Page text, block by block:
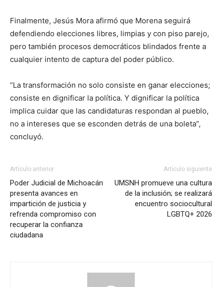
Finalmente, Jesús Mora afirmó que Morena seguirá
defendiendo elecciones libres, limpias y con piso parejo,
pero también procesos democráticos blindados frente a
cualquier intento de captura del poder público.
“La transformación no solo consiste en ganar elecciones;
consiste en dignificar la política. Y dignificar la política
implica cuidar que las candidaturas respondan al pueblo,
no a intereses que se esconden detrás de una boleta”,
concluyó.
Artículo anterior
Poder Judicial de Michoacán
presenta avances en
impartición de justicia y
refrenda compromiso con
recuperar la confianza
ciudadana
Artículo siguiente
UMSNH promueve una cultura
de la inclusión; se realizará
encuentro sociocultural
LGBTQ+ 2026